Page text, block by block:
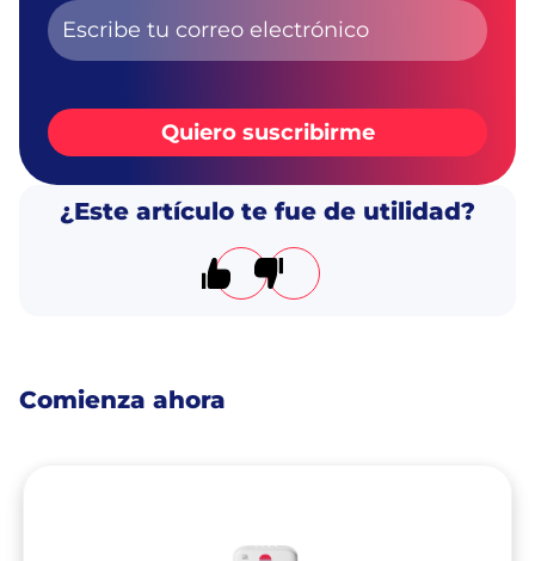
Quiero suscribirme
¿Este artículo te fue de utilidad?
El artículo me resultó útil
El artículo no me resultó útil
Comienza ahora